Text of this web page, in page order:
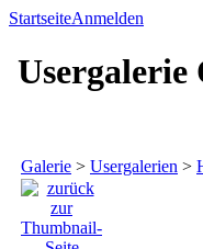
StartseiteAnmelden
Usergalerie
Galerie > Usergalerien >